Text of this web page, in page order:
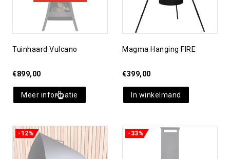
Tuinhaard Vulcano
€899,00
Meer informatie
Magma Hanging FIRE
€399,00
In winkelmand
-12% -33%